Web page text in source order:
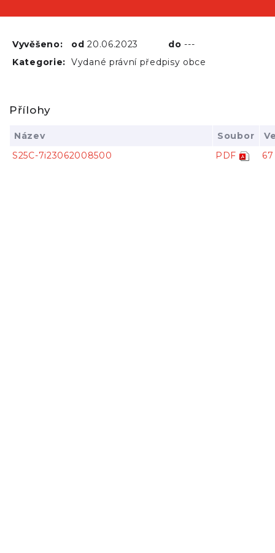
Vyvěšeno: od20.06.2023 do---
Kategorie: Vydané právní předpisy obce
Přílohy
Název Soubor
S25C-7i23062008500
PDF